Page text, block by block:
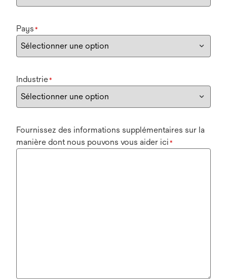
Pays *
Industrie*
Fournissez des informations supplémentaires sur la
manière dont nous pouvons vous aider ici *